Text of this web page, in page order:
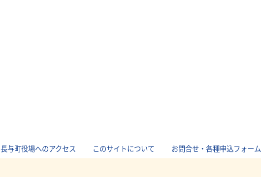
長与町役場へのアクセス このサイトについて お問合せ・各種申込フォーム